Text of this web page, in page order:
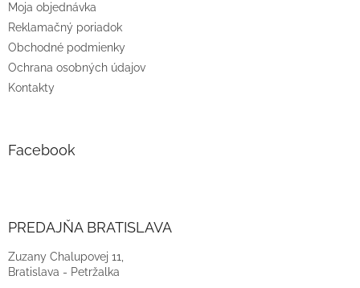
Moja objednávka
Reklamačný poriadok
Obchodné podmienky
Ochrana osobných údajov
Kontakty
Facebook
PREDAJŇA BRATISLAVA
Zuzany Chalupovej 11,
Bratislava - Petržalka